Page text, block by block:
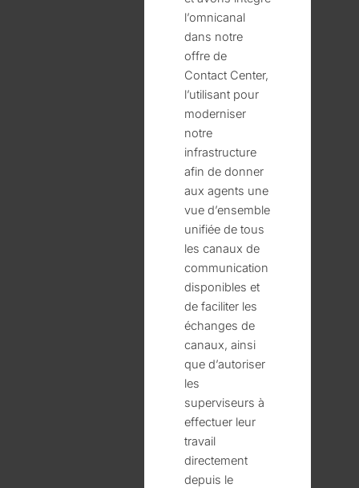
l’omnicanal
dans notre
offre de
Contact Center,
l’utilisant pour
moderniser
notre
infrastructure
afin de donner
aux agents une
vue d’ensemble
unifiée de tous
les canaux de
communication
disponibles et
de faciliter les
échanges de
canaux, ainsi
que d’autoriser
les
superviseurs à
effectuer leur
travail
directement
depuis le